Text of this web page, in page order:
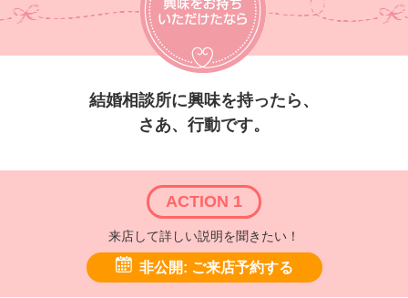
結婚相談所に興味を持ったら、
さあ、行動です。
ACTION 1
来店して詳しい説明を聞きたい！
非公開: ご来店予約する